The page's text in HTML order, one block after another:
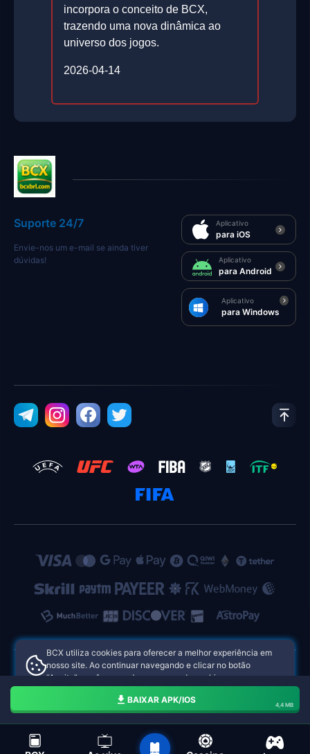
incorpora o conceito de BCX,
trazendo uma nova dinâmica ao
universo dos jogos.
2026-04-14
BAIXAR APK/IOS
4,4 MB
Suporte 24/7
Envie-nos um e-mail se ainda tiver
dúvidas!
Aplicativo
para iOS
Aplicativo
para Android
Aplicativo
para Windows
BCX utiliza cookies para oferecer a melhor experiência em
nosso site. Ao continuar navegando e clicar no botão
“Aceito”, você concorda com o uso de cookies.